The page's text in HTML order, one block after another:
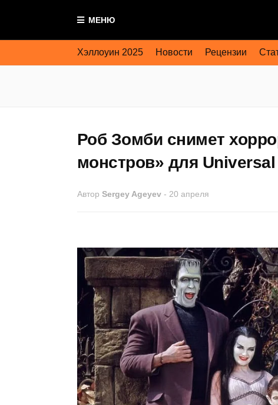
МЕНЮ
Хэллоуин 2025 Новости Рецензии
Роб Зомби снимет
монстров» для Universal
Автор Sergey Ageyev - 20 апреля